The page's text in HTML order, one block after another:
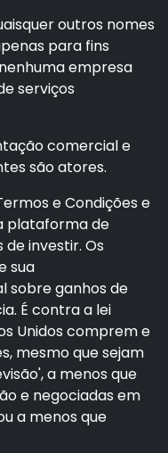
outros nomes
para fins
empresa
serviços
comercial e
são atores.
e Condições e
plataforma de
investir. Os
sua
sobre ganhos de
É contra a lei
Unidos comprem e
mesmo que sejam
a menos que
e negociadas em
a menos que